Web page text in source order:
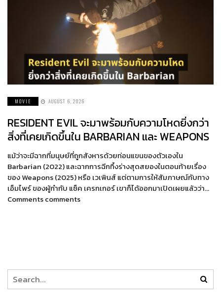
MOVIE AUGUST 6, 2026
RESIDENT EVIL จะมาพร้อมกับความโหดยิ่งกว่า
สิ่งที่เคยเกิดขึ้นใน BARBARIAN และ WEAPONS
แม้ว่าจะมีฉากที่มนุษย์ที่ถูกสังหารด้วยท่อนแขนของตัวเองใน
Barbarian (2022) และฉากการฉีกทึ้งร่างสุดสยองในตอนท้ายเรื่อง
ของ Weapons (2025) หรือ เวเพินส์ แต่ตามการให้สัมภาษณ์กับทาง
เอ็มไพร์ ของผู้กำกับ แซ็ค เครกเกอร์ เขาก็ได้ออกมาเปิดเผยแล้วว่า…
Comments comments